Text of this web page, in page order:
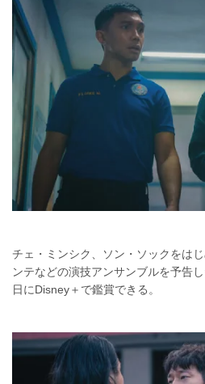
チェ・ミンシク、ソン・ソックをは
ンテなどの演技アンサンブルを予告
日にDisney＋で鑑賞できる。